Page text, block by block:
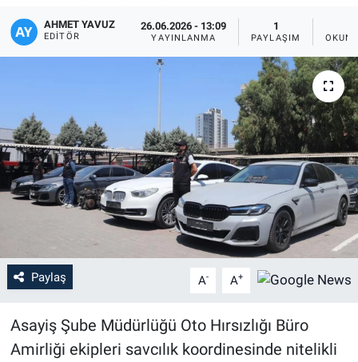
AHMET YAVUZ
EDITÖR
26.06.2026 - 13:09
YAYINLANMA
1
PAYLAŞIM
Paylaş A- A+
Asayiş Şube Müdürlüğü Oto Hırsızlığı Büro
Amirliği ekipleri savcılık koordinesinde nitelikli